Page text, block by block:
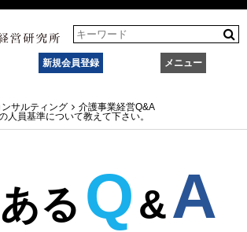
新規会員登録 メニュー
サルティング
介護事業経営Q&A
人員基準について教えて下さい。
る Q&A